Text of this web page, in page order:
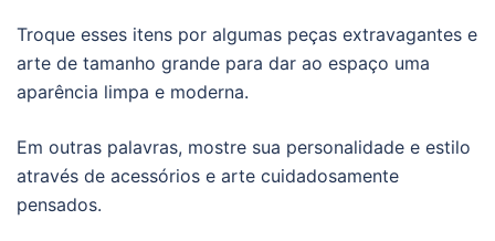
Troque esses itens por algumas peças extravagantes e
arte de tamanho grande para dar ao espaço uma
aparência limpa e moderna.
Em outras palavras, mostre sua personalidade e estilo
através de acessórios e arte cuidadosamente
pensados.